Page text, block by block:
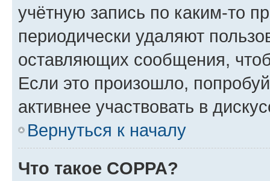
учётную запись по каким-то
периодически удаляют
оставляющих сообщения,
Если это произошло,
активнее участвовать в
Вернуться к началу
Что такое COPPA?